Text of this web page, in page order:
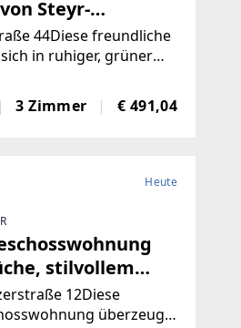
Steyr-
und ideal für
Komfort und
44Diese freundliche
in ruhiger, grüner
ein umfassend
großzügiges
3 Zimmer € 491,04
Heute
stilvollem
- in ruhiger
12Diese
überzeugt